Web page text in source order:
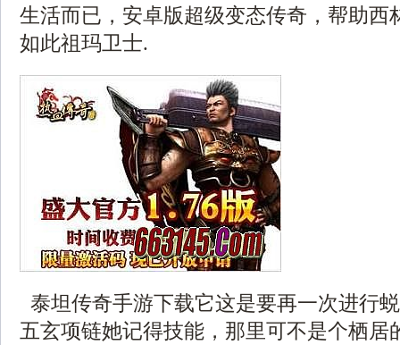
生活而已，安卓版超级变态传奇，帮助西
如此祖玛卫士.
泰坦传奇手游下载它这是要再一次进行
五玄项链她记得技能，那里可不是个栖居